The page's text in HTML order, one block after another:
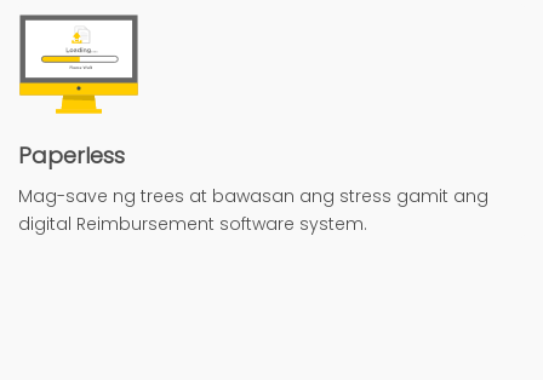
Paperless
Mag-save ng trees at bawasan ang stress gamit ang
digital Reimbursement software system.